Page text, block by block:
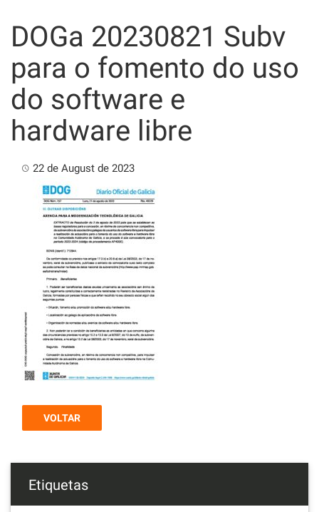
content
DOGa 20230821 Subv
para o fomento do uso
do software e
hardware libre
22 de August de 2023
VOLTAR
Etiquetas